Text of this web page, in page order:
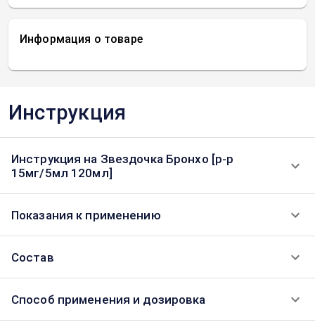
Информация о товаре
Инструкция
Инструкция на Звездочка Бронхо [р-р
15мг/5мл 120мл]
Показания к применению
Состав
Способ применения и дозировка